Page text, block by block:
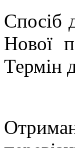
Спосіб
Нової
Термін